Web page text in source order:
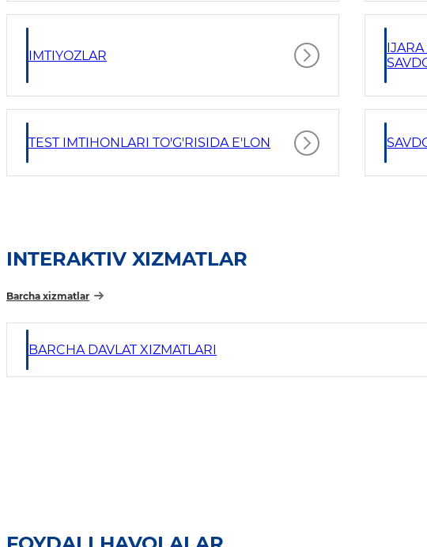
IMTIYOZLAR
TEST IMTIHONLARI TO'G'RISIDA E'LON
INTERAKTIV XIZMATLAR
Barcha xizmatlar
BARCHA DAVLAT XIZMATLARI